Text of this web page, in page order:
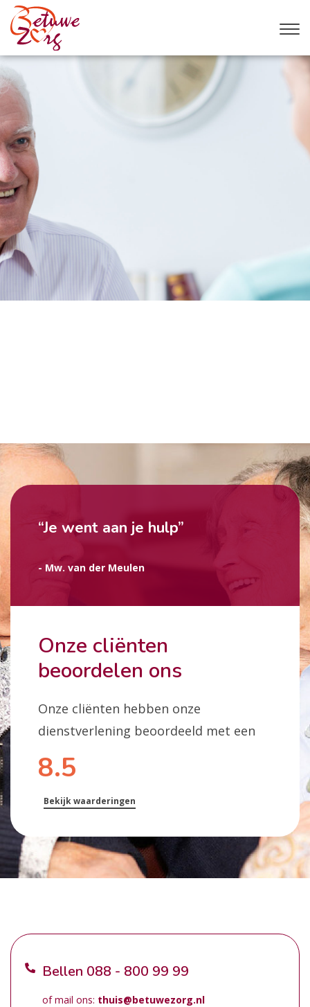
Onze cliënten
beoordelen ons
Onze cliënten hebben onze
dienstverlening beoordeeld met een
8.5
Bekijk waarderingen
“Je went aan je hulp”
- Mw. van der Meulen
Bellen 088 - 800 99 99
of mail ons: thuis@betuwezorg.nl